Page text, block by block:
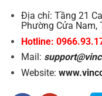
Địa chỉ: Tầng 21
Phường Cửa Nam,
Hotline:
Mail:
Website: